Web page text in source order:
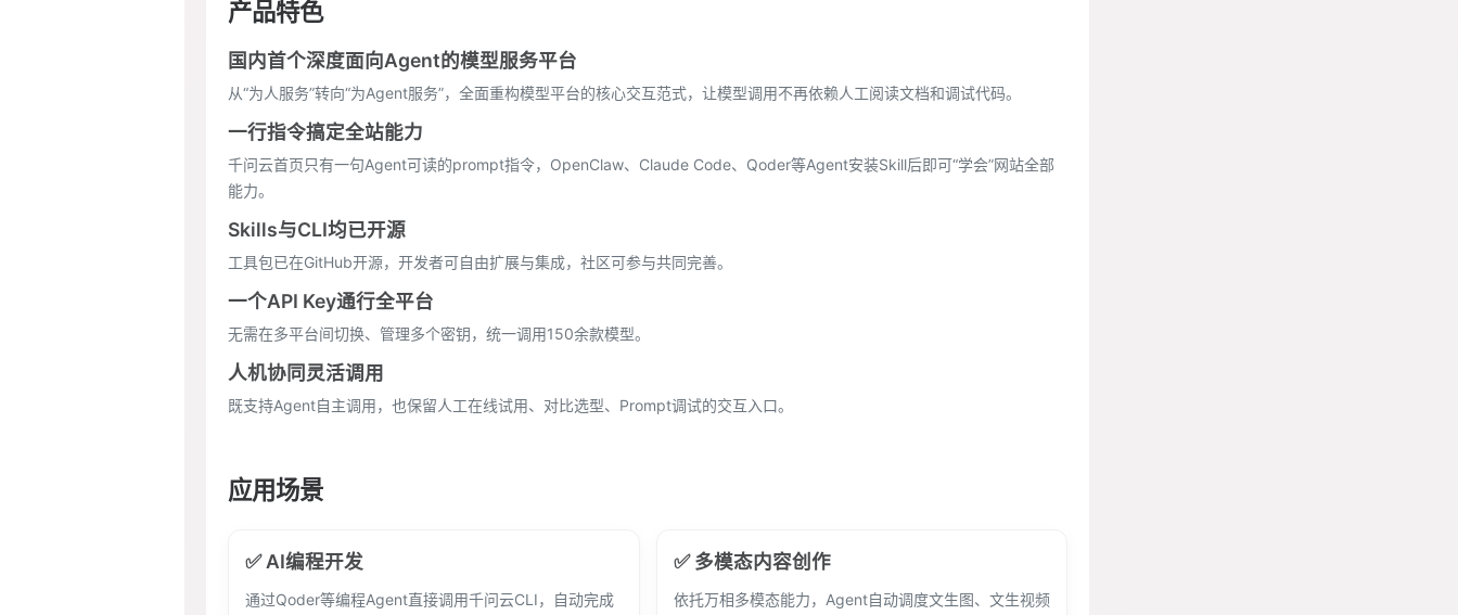
产品特色
国内首个深度面向Agent的模型服务平台
从“为人服务”转向“为Agent服务”，全面重构模型平台的核心交互范式，让模型调用不再依赖人工阅读文档和调试代码。
一行指令搞定全站能力
千问云首页只有一句Agent可读的prompt指令，OpenClaw、Claude Code、Qoder等Agent安装Skill后即可“学会”网站全部
能力。
Skills与CLI均已开源
工具包已在GitHub开源，开发者可自由扩展与集成，社区可参与共同完善。
一个API Key通行全平台
无需在多平台间切换、管理多个密钥，统一调用150余款模型。
人机协同灵活调用
既支持Agent自主调用，也保留人工在线试用、对比选型、Prompt调试的交互入口。
应用场景
✅ AI编程开发
通过Qoder等编程Agent直接调用千问云CLI，自动完成
✅ 多模态内容创作
依托万相多模态能力，Agent自动调度文生图、文生视频